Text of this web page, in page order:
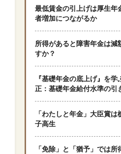
「終活」に関する記事
「家計」に関する記事
最低賃金の引上げは厚生年
者増加につながるか
所得があると障害年金は減
すか？
『基礎年金の底上げ』を学
正：基礎年金給付水準の引
「わたしと年金」大臣賞は
子高生
「免除」と「猶予」では所